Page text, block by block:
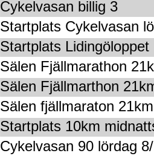
Cykelvasan billig 3
Startplats Cykelvasan
Startplats Lidingöloppet
Sälen Fjällmarathon
Sälen Fjällmarthon
Sälen fjällmaraton
Startplats 10km
Cykelvasan 90 lördag